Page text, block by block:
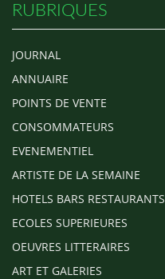
RUBRIQUES
JOURNAL
ANNUAIRE
POINTS DE VENTE
CONSOMMATEURS
EVENEMENTIEL
ARTISTE DE LA SEMAINE
HOTELS BARS RESTAURANTS
ECOLES SUPERIEURES
OEUVRES LITTERAIRES
ART ET GALERIES